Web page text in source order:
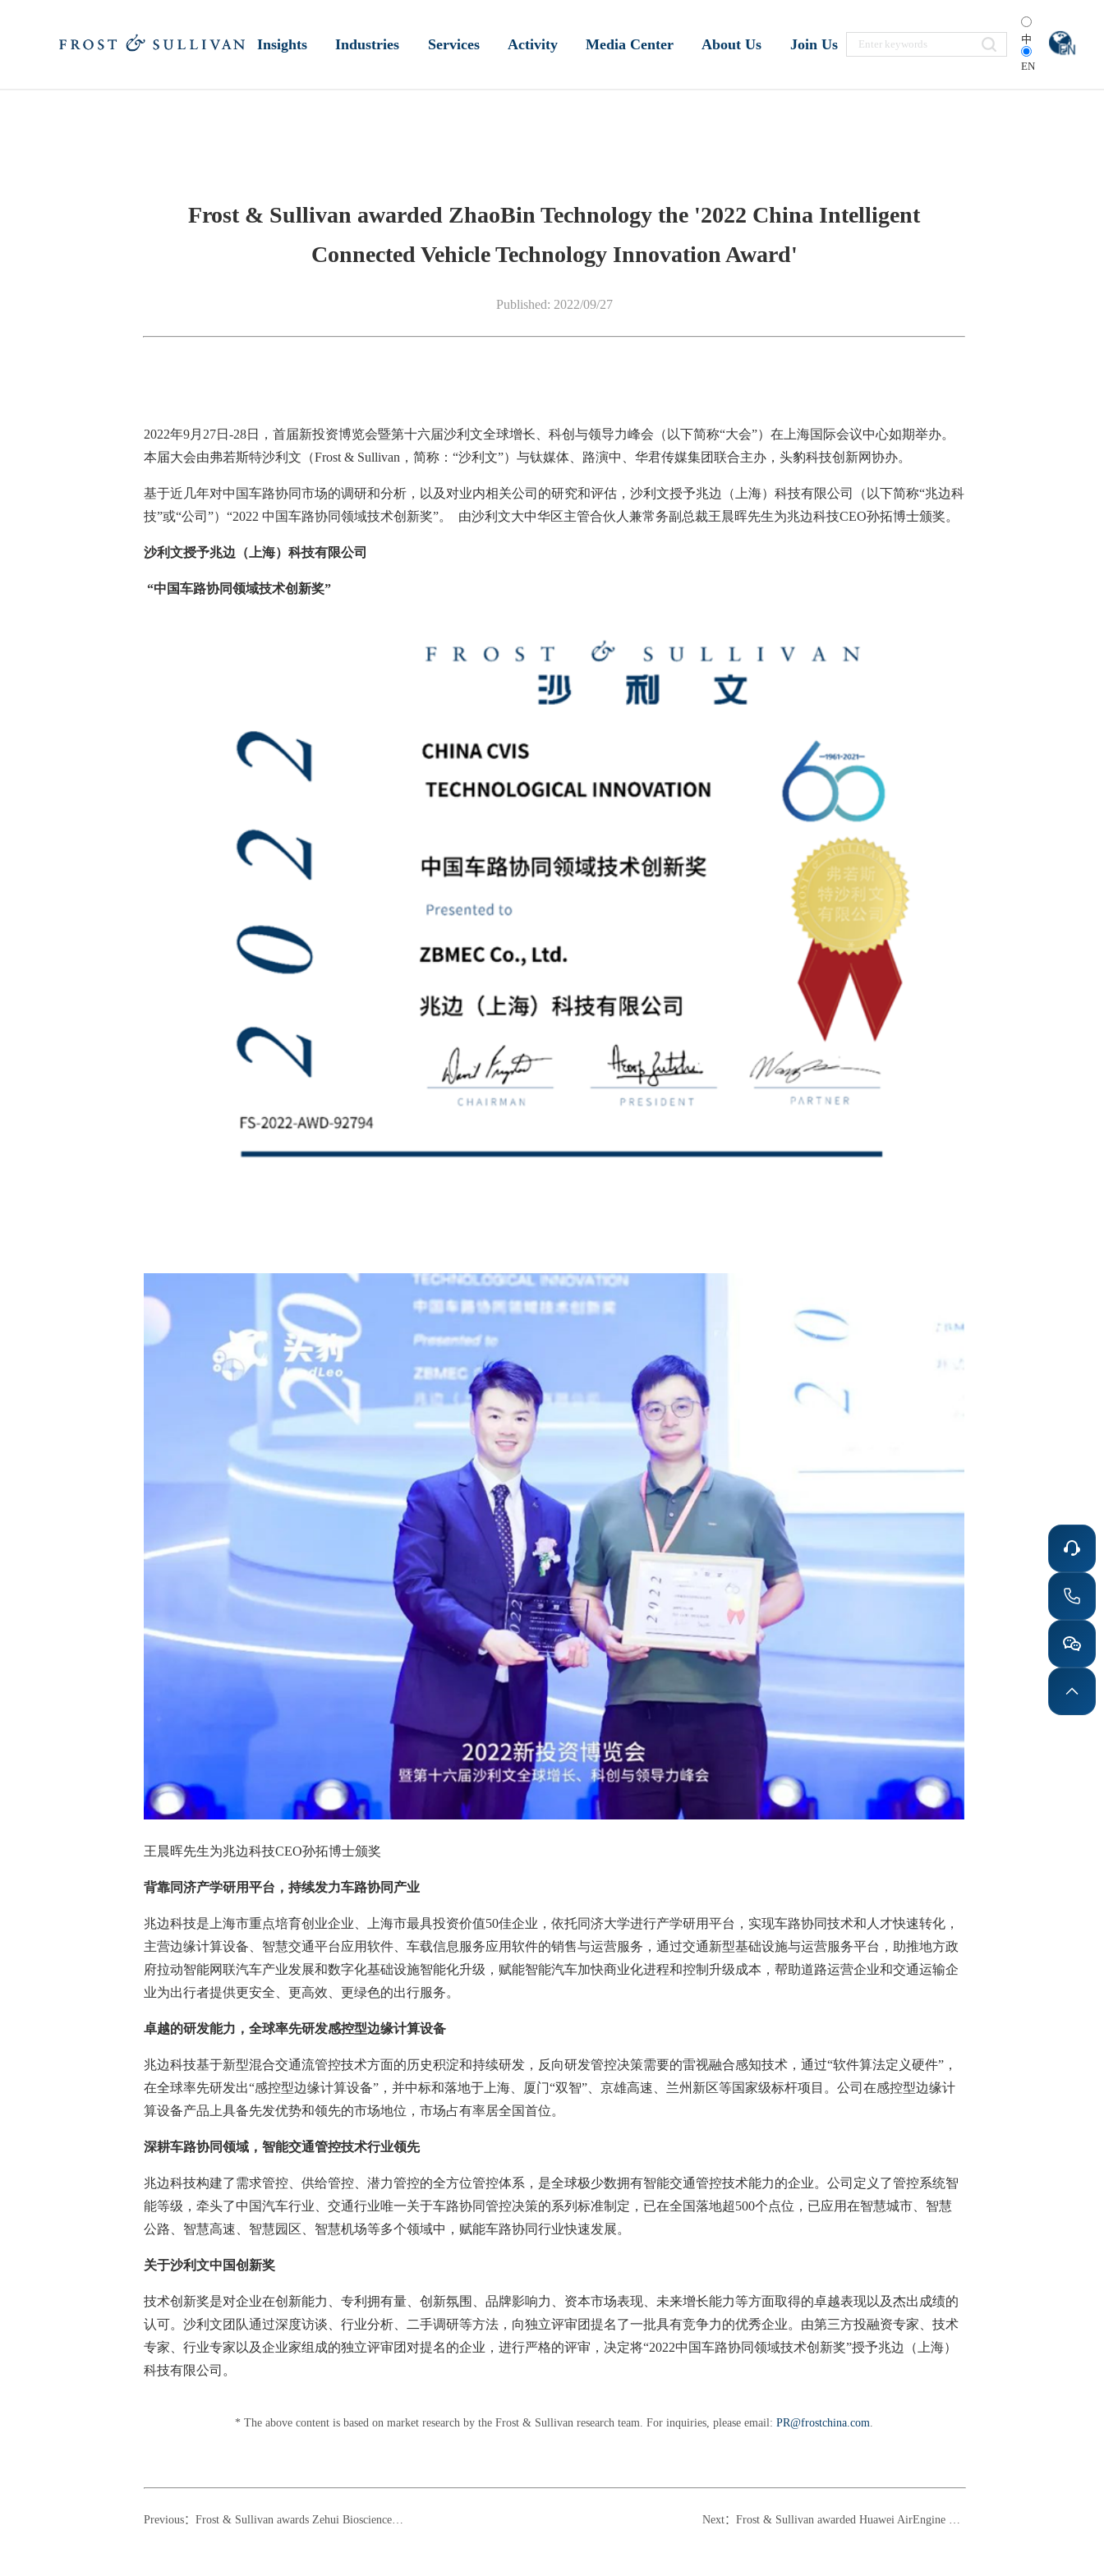
Insights Industries Services Activity Media Center About Us Join Us 中
EN
Frost & Sullivan awarded ZhaoBin Technology the '2022 China Intelligent
Connected Vehicle Technology Innovation Award'
Published: 2022/09/27
2022年9月 27日 -28日，首届新投资博览会暨第十六届沙利文全球增长、科创与领导力峰会（以下简称“大会”）在上海国际会议中心如期举办。
本届大会由弗若斯特沙利文（Frost & Sullivan ，简称：“沙利文”）与钛媒体、路演中、华君传媒集团联合主办，头豹科技创新网协办。
基于近几年对中国车路协同市场的调研和分析，以及对业内相关公司的研究和评估，沙利文授予兆边（上海）科技有限公司（以下简称“兆边科
技”或“公司”）“2022 中国车路协同领域技术创新奖”。 由沙利文大中华区主管合伙人兼常务副总裁王晨晖先生为兆边科技CEO孙拓博士颁奖。
沙利文授予兆边（上海）科技有限公司
“中国车路协同领域技术创新奖”
王晨晖先生为兆边科技CEO孙拓博士颁奖
背靠同济产学研用平台，持续发力车路协同产业
兆边科技是上海市重点培育创业企业、上海市最具投资价值50佳企业，依托同济大学进行产学研用平台，实现车路协同技术和人才快速转化，
主营边缘计算设备、智慧交通平台应用软件、车载信息服务应用软件的销售与运营服务，通过交通新型基础设施与运营服务平台，助推地方政
府拉动智能网联汽车产业发展和数字化基础设施智能化升级，赋能智能汽车加快商业化进程和控制升级成本，帮助道路运营企业和交通运输企
业为出行者提供更安全、更高效、更绿色的出行服务。
卓越的研发能力，全球率先研发感控型边缘计算设备
兆边科技基于新型混合交通流管控技术方面的历史积淀和持续研发，反向研发管控决策需要的雷视融合感知技术，通过“软件算法定义硬件”，
在全球率先研发出“感控型边缘计算设备”，并中标和落地于上海、厦门“双智”、京雄高速、兰州新区等国家级标杆项目。公司在感控型边缘计
算设备产品上具备先发优势和领先的市场地位，市场占有率居全国首位。
深耕车路协同领域，智能交通管控技术行业领先
兆边科技构建了需求管控、供给管控、潜力管控的全方位管控体系，是全球极少数拥有智能交通管控技术能力的企业。公司定义了管控系统智
能等级，牵头了中国汽车行业、交通行业唯一关于车路协同管控决策的系列标准制定，已在全国落地超500个点位，已应用在智慧城市、智慧
公路、智慧高速、智慧园区、智慧机场等多个领域中，赋能车路协同行业快速发展。
关于沙利文中国创新奖
技术创新奖是对企业在创新能力、专利拥有量、创新氛围、品牌影响力、资本市场表现、未来增长能力等方面取得的卓越表现以及杰出成绩的
认可。沙利文团队通过深度访谈、行业分析、二手调研等方法，向独立评审团提名了一批具有竞争力的优秀企业。由第三方投融资专家、技术
专家、行业专家以及企业家组成的独立评审团对提名的企业，进行严格的评审，决定将“2022中国车路协同领域技术创新奖”授予兆边（上海）
科技有限公司。
* The above content is based on market research by the Frost & Sullivan research team. For inquiries, please email: PR@frostchina.com.
Previous： Frost & Sullivan awards Zehui Biosciences the 'Global Multi-Functional Stem Cell Therapeutic Leader Award' Next： Frost & Sullivan awarded Huawei AirEngine Wi-Fi 6 series products the "2021 Global Wi-Fi 6 Market Leadership Award"